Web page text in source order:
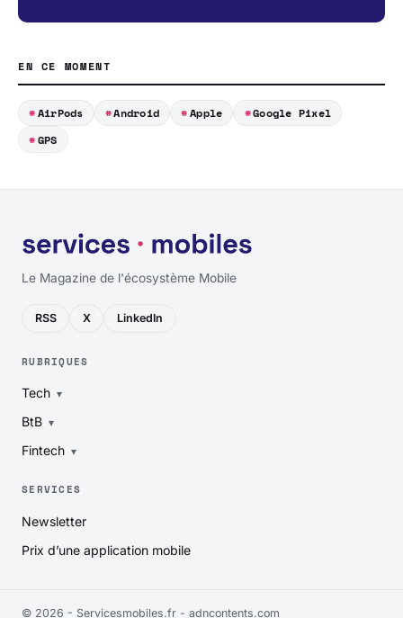
EN CE MOMENT
AirPods Android Apple
Google Pixel
GPS
Le Magazine de l'écosystème Mobile
RSS X LinkedIn
RUBRIQUES
Tech
BtB
Fintech
SERVICES
Newsletter
Prix d’une application mobile
© 2026 - Servicesmobiles.fr - adncontents.com